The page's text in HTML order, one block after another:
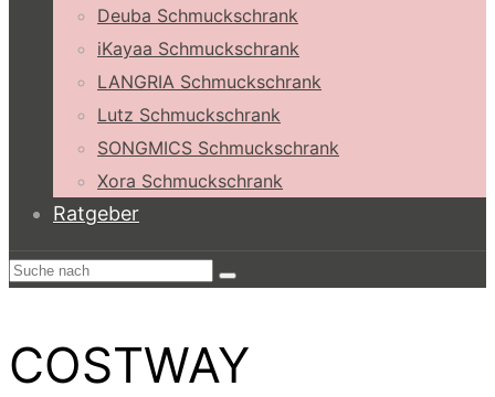
Deuba Schmuckschrank
iKayaa Schmuckschrank
LANGRIA Schmuckschrank
Lutz Schmuckschrank
SONGMICS Schmuckschrank
Xora Schmuckschrank
Ratgeber
COSTWAY